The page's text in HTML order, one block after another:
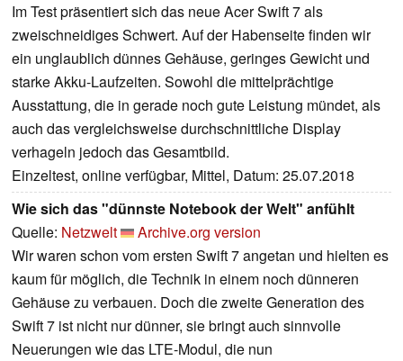
Im Test präsentiert sich das neue Acer Swift 7 als
zweischneidiges Schwert. Auf der Habenseite finden wir
ein unglaublich dünnes Gehäuse, geringes Gewicht und
starke Akku-Laufzeiten. Sowohl die mittelprächtige
Ausstattung, die in gerade noch gute Leistung mündet, als
auch das vergleichsweise durchschnittliche Display
verhageln jedoch das Gesamtbild.
Einzeltest, online verfügbar, Mittel, Datum: 25.07.2018
Wie sich das "dünnste Notebook der Welt" anfühlt
Quelle: Netzwelt
Archive.org version
Wir waren schon vom ersten Swift 7 angetan und hielten es
kaum für möglich, die Technik in einem noch dünneren
Gehäuse zu verbauen. Doch die zweite Generation des
Swift 7 ist nicht nur dünner, sie bringt auch sinnvolle
Neuerungen wie das LTE-Modul, die nun